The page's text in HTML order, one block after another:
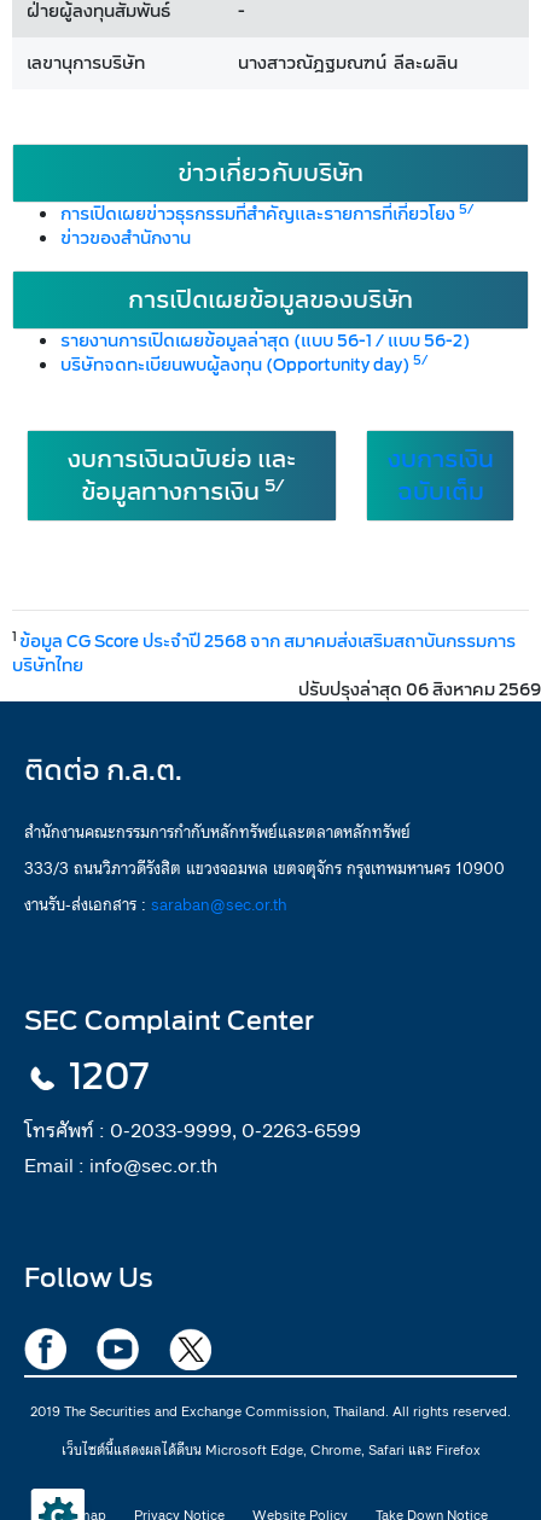
ฝ่ายผู้ลงทุนสัมพันธ์
-
เลขานุการบริษัท
นางสาวณัฎฐมณฑน์ ลีละผลิน
ข่าวเกี่ยวกับบริษัท
การเปิดเผยข่าวธุรกรรมที่สำคัญและรายการที่เกี่ยวโยง5/
ข่าวของสำนักงาน
การเปิดเผยข้อมูลของบริษัท
รายงานการเปิดเผยข้อมูลล่าสุด (แบบ 56-1 / แบบ 56-2)
บริษัทจดทะเบียนพบผู้ลงทุน (Opportunity day) 5/
งบการเงินฉบับย่อ และ
ข้อมูลทางการเงิน 5/
งบการเงิน
ฉบับเต็ม
1 ข้อมูล CG Score ประจำปี 2568 จาก สมาคมส่งเสริมสถาบันกรรมการ
บริษัทไทย
ปรับปรุงล่าสุด 06 สิงหาคม 2569
ติดต่อ ก.ล.ต.
สำนักงานคณะกรรมการกำกับหลักทรัพย์และตลาดหลักทรัพย์
333/3 ถนนวิภาวดีรังสิต แขวงจอมพล เขตจตุจักร กรุงเทพมหานคร 10900
งานรับ-ส่งเอกสาร : saraban@sec.or.th
SEC Complaint Center
1207
โทรศัพท์ : 0-2033-9999, 0-2263-6599
Email : info@sec.or.th
Follow Us
2019 The Securities and Exchange Commission, Thailand. All rights reserved.
เว็บไซต์นี้แสดงผลได้ดีบน Microsoft Edge, Chrome, Safari และ Firefox
Sitemap Privacy Notice Website Policy Take Down Notice